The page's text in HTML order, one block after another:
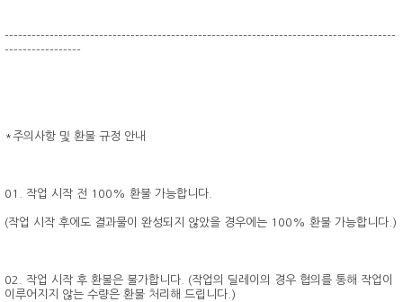
---------------------------------------------------------------------------------------
-----------------
*주의사항 및 환불 규정 안내
01. 작업 시작 전 100% 환불 가능합니다.
(작업 시작 후에도 결과물이 완성되지 않았을 경우에는 100% 환불 가능합니다.)
02. 작업 시작 후 환불은 불가합니다. (작업의 딜레이의 경우 협의를 통해 작업이
이루어지지 않는 수량은 환불 처리해 드립니다.)